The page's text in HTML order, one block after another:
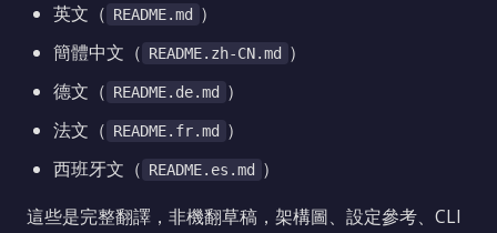
英文（ README.md
）
簡體中文（ README.zh-CN.md
）
德文（ README.de.md
）
法文（ README.fr.md
）
西班牙文（ README.es.md
）
這些是完整翻譯，非機翻草稿，架構圖、設定參考、CLI